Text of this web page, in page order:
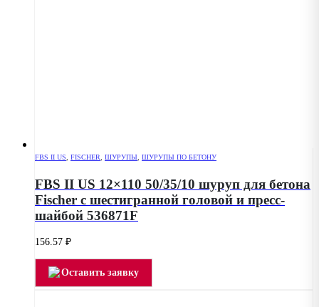
FBS II US, FISCHER, ШУРУПЫ, ШУРУПЫ ПО БЕТОНУ
FBS II US 12×110 50/35/10 шуруп для бетона
Fischer с шестигранной головой и пресс-
шайбой 536871F
156.57 ₽
Оставить заявку